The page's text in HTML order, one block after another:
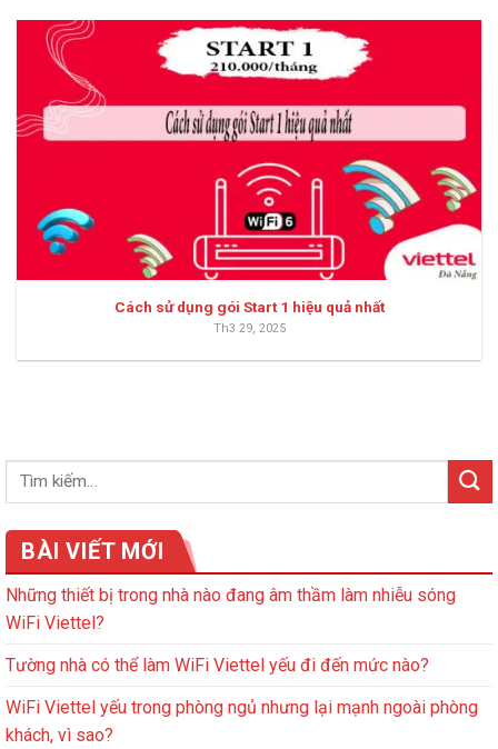
Cách sử dụng gói Start 1 hiệu quả nhất
Th3 29, 2025
BÀI VIẾT MỚI
Những thiết bị trong nhà nào đang âm thầm làm nhiễu sóng
WiFi Viettel?
Tường nhà có thể làm WiFi Viettel yếu đi đến mức nào?
WiFi Viettel yếu trong phòng ngủ nhưng lại mạnh ngoài phòng
khách, vì sao?